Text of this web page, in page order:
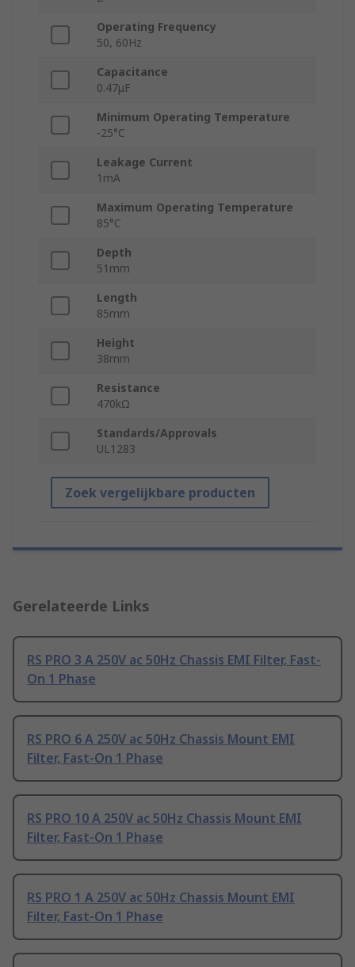
Operating Frequency
50, 60Hz
Capacitance
0.47μF
Minimum Operating Temperature
-25°C
Leakage Current
1mA
Maximum Operating Temperature
85°C
Depth
51mm
Length
85mm
Height
38mm
Resistance
470kΩ
Standards/Approvals
UL1283
Zoek vergelijkbare producten
Gerelateerde Links
RS PRO 3 A 250V ac 50Hz Chassis EMI Filter, Fast-
On 1 Phase
RS PRO 6 A 250V ac 50Hz Chassis Mount EMI
Filter, Fast-On 1 Phase
RS PRO 10 A 250V ac 50Hz Chassis Mount EMI
Filter, Fast-On 1 Phase
RS PRO 1 A 250V ac 50Hz Chassis Mount EMI
Filter, Fast-On 1 Phase